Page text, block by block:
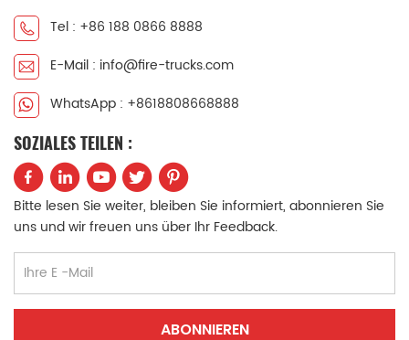
Tel : +86 188 0866 8888
E-Mail : info@fire-trucks.com
WhatsApp : +8618808668888
SOZIALES TEILEN :
Bitte lesen Sie weiter, bleiben Sie informiert, abonnieren Sie
uns und wir freuen uns über Ihr Feedback.